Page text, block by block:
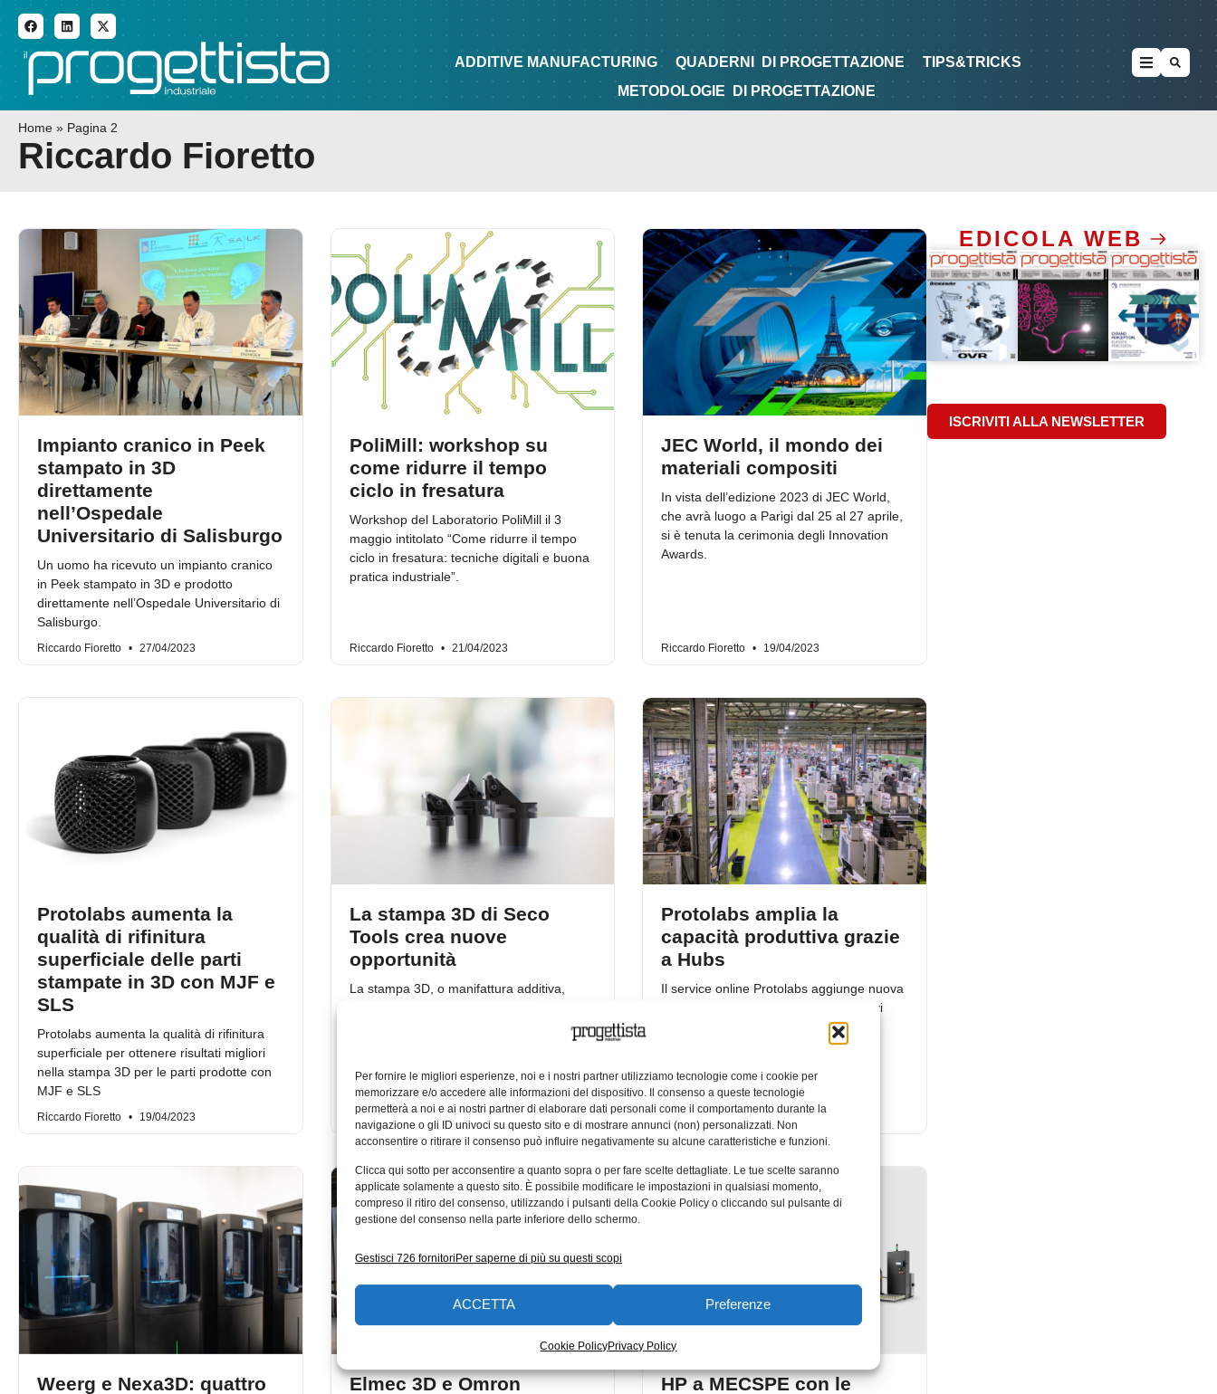
Per fornire le migliori esperienze, noi e i nostri partner utilizziamo tecnologie come i cookie per
memorizzare e/o accedere alle informazioni del dispositivo. Il consenso a queste tecnologie
permetterà a noi e ai nostri partner di elaborare dati personali come il comportamento durante la
navigazione o gli ID univoci su questo sito e di mostrare annunci (non) personalizzati. Non
acconsentire o ritirare il consenso può influire negativamente su alcune caratteristiche e funzioni.
Clicca qui sotto per acconsentire a quanto sopra o per fare scelte dettagliate. Le tue scelte saranno
applicate solamente a questo sito. È possibile modificare le impostazioni in qualsiasi momento,
compreso il ritiro del consenso, utilizzando i pulsanti della Cookie Policy o cliccando sul pulsante di
gestione del consenso nella parte inferiore dello schermo.
Gestisci 726 fornitoriPer saperne di più su questi scopi
ACCETTA Preferenze
Cookie PolicyPrivacy Policy
ADDITIVE MANUFACTURING QUADERNI DI PROGETTAZIONE TIPS&TRICKS METODOLOGIE DI PROGETTAZIONE
ADDITIVE MANUFACTURING QUADERNI DI PROGETTAZIONE
TIPS&TRICKS
METODOLOGIE
DI PROGETTAZIONE
Home » Pagina 2
Riccardo Fioretto
Impianto cranico in Peek
stampato in 3D
direttamente
nell’Ospedale
Universitario di Salisburgo
Un uomo ha ricevuto un impianto cranico
in Peek stampato in 3D e prodotto
direttamente nell’Ospedale Universitario di
Salisburgo.
Riccardo Fioretto 27/04/2023
PoliMill: workshop su
come ridurre il tempo
ciclo in fresatura
Workshop del Laboratorio PoliMill il 3
maggio intitolato “Come ridurre il tempo
ciclo in fresatura: tecniche digitali e buona
pratica industriale”.
Riccardo Fioretto 21/04/2023
JEC World, il mondo dei
materiali compositi
In vista dell’edizione 2023 di JEC World,
che avrà luogo a Parigi dal 25 al 27 aprile,
si è tenuta la cerimonia degli Innovation
Awards.
Riccardo Fioretto 19/04/2023
Protolabs aumenta la
qualità di rifinitura
superficiale delle parti
stampate in 3D con MJF e
SLS
Protolabs aumenta la qualità di rifinitura
superficiale per ottenere risultati migliori
nella stampa 3D per le parti prodotte con
MJF e SLS
Riccardo Fioretto 19/04/2023
La stampa 3D di Seco
Tools crea nuove
opportunità
La stampa 3D, o manifattura additiva,
Riccardo Fioretto 14/04/2023
Protolabs amplia la
capacità produttiva grazie
a Hubs
Il service online Protolabs aggiunge nuova
capacità produttiva e prezzi competitivi
grazie alla rete digitale di produttori
dell’azienda alimentata da Hubs.
Riccardo Fioretto 05/04/2023
Weerg e Nexa3D: quattro
Elmec 3D e Omron
HP a MECSPE con le
EDICOLA WEB
ISCRIVITI ALLA NEWSLETTER